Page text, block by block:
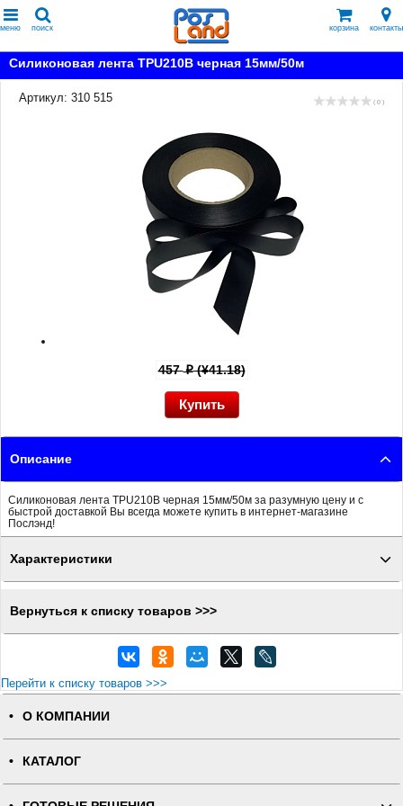
меню поиск корзина контакты
Силиконовая лента TPU210B черная 15мм/50м
Артикул: 310 515 ( 0 )
457p(¥41.18)
Описание
Силиконовая лента TPU210B черная 15мм/50м за разумную цену и с
быстрой доставкой Вы всегда можете купить в интернет-магазине
Послэнд!
Характеристики
Вернуться к списку товаров >>>
Перейти к списку товаров >>>
О КОМПАНИИ
КАТАЛОГ